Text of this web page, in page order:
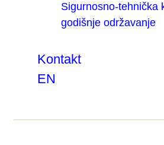
Sigurnosno-tehnička
godišnje održavanje
Kontakt
EN